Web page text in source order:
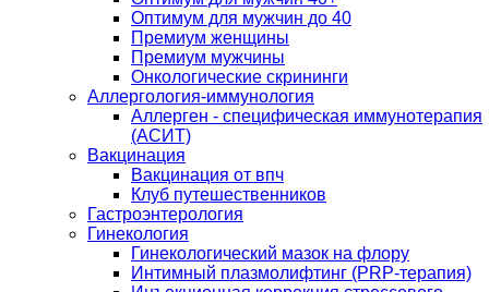
Оптимум для мужчин до 40
Премиум женщины
Премиум мужчины
Онкологические скрининги
Аллергология-иммунология
Аллерген - специфическая иммунотерапия
(АСИТ)
Вакцинация
Вакцинация от впч
Клуб путешественников
Гастроэнтерология
Гинекология
Гинекологический мазок на флору
Интимный плазмолифтинг (PRP-терапия)